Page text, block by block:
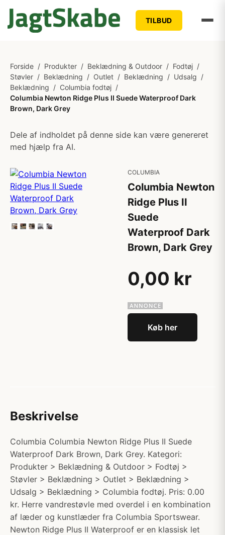
TILBUD
Forside / Produkter / Beklædning & Outdoor / Fodtøj /
Støvler / Beklædning / Outlet / Beklædning / Udsalg /
Beklædning / Columbia fodtøj /
Columbia Newton Ridge Plus II Suede Waterproof Dark
Brown, Dark Grey
Dele af indholdet på denne side kan være genereret
med hjælp fra AI.
COLUMBIA
Columbia Newton
Ridge Plus II
Suede
Waterproof Dark
Brown, Dark Grey
0,00 kr
Køb her
Beskrivelse
Columbia Columbia Newton Ridge Plus II Suede
Waterproof Dark Brown, Dark Grey. Kategori:
Produkter > Beklædning & Outdoor > Fodtøj >
Støvler > Beklædning > Outlet > Beklædning >
Udsalg > Beklædning > Columbia fodtøj. Pris: 0.00
kr. Herre vandrestøvle med overdel i en kombination
af læder og kunstlæder fra Columbia Sportswear.
Newton Ridge Plus II Waterproof er en klassisk let